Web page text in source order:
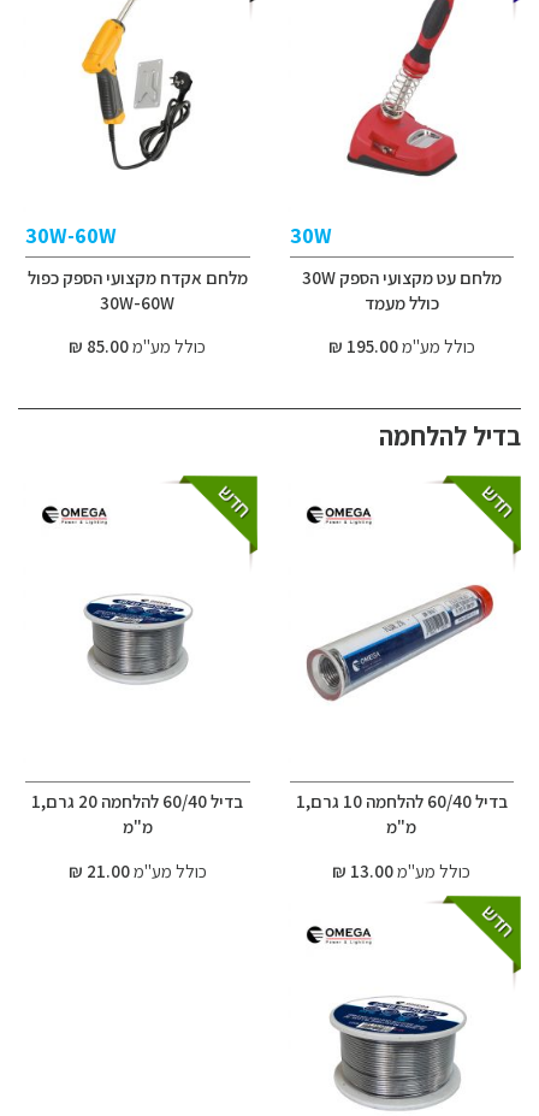
30W
מלחם עט מקצועי הספק 30W
כולל מעמד
כולל מע"מ195.00 ₪
30W-60W
מלחם אקדח מקצועי הספק כפול
30W-60W
כולל מע"מ85.00 ₪
בדיל להלחמה
בדיל 60/40 להלחמה 10 גרם,1
מ"מ
כולל מע"מ13.00 ₪
בדיל 60/40 להלחמה 20 גרם,1
מ"מ
כולל מע"מ21.00 ₪